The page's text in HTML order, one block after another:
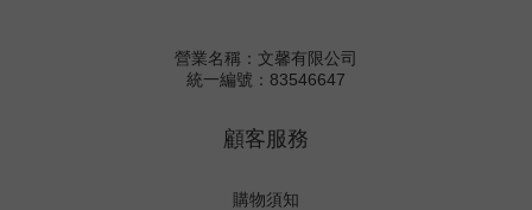
營業名稱：文馨有限公司
統一編號：83546647
顧客服務
購物須知